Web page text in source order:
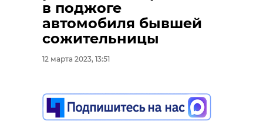
в поджоге
автомобиля бывшей
сожительницы
12 марта 2023, 13:51
гуманитарный груз в
Сирию
12 марта 2023, 12:34